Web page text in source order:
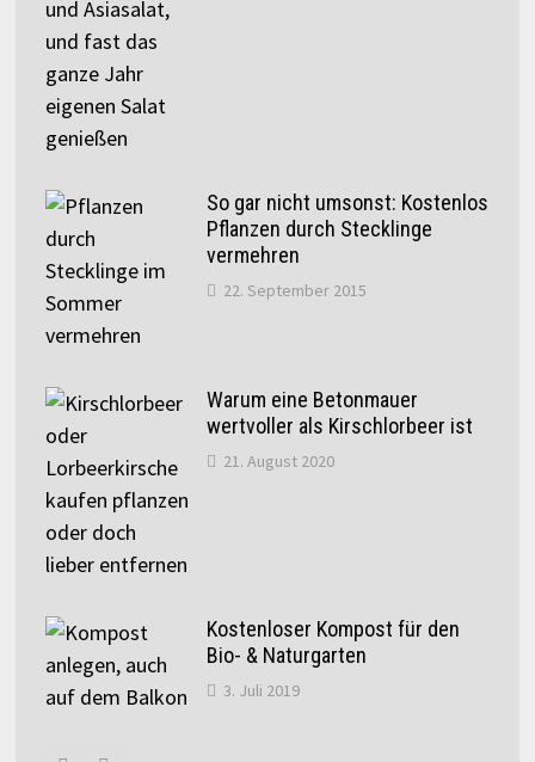
So gar nicht umsonst: Kostenlos
Pflanzen durch Stecklinge
vermehren
22. September 2015
Warum eine Betonmauer
wertvoller als Kirschlorbeer ist
21. August 2020
Kostenloser Kompost für den
Bio- & Naturgarten
3. Juli 2019